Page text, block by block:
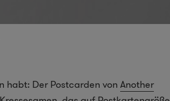
habt: Der Postcarden von Another